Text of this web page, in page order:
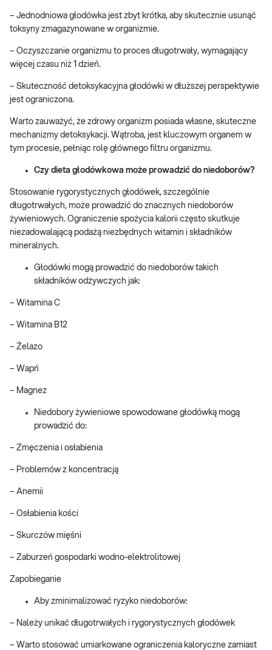
– Jednodniowa głodówka jest zbyt krótka, aby skutecznie usunąć
toksyny zmagazynowane w organizmie.
– Oczyszczanie organizmu to proces długotrwały, wymagający
więcej czasu niż 1 dzień.
– Skuteczność detoksykacyjna głodówki w dłuższej perspektywie
jest ograniczona.
Warto zauważyć, że zdrowy organizm posiada własne, skuteczne
mechanizmy detoksykacji. Wątroba, jest kluczowym organem w
tym procesie, pełniąc rolę głównego filtru organizmu.
Czy dieta głodówkowa może prowadzić do niedoborów?
Stosowanie rygorystycznych głodówek, szczególnie
długotrwałych, może prowadzić do znacznych niedoborów
żywieniowych. Ograniczenie spożycia kalorii często skutkuje
niezadowalającą podażą niezbędnych witamin i składników
mineralnych.
Głodówki mogą prowadzić do niedoborów takich
składników odżywczych jak:
– Witamina C
– Witamina B12
– Żelazo
– Wapń
– Magnez
Niedobory żywieniowe spowodowane głodówką mogą
prowadzić do:
– Zmęczenia i osłabienia
– Problemów z koncentracją
– Anemii
– Osłabienia kości
– Skurczów mięśni
– Zaburzeń gospodarki wodno-elektrolitowej
Zapobieganie
Aby zminimalizować ryzyko niedoborów:
– Należy unikać długotrwałych i rygorystycznych głodówek
– Warto stosować umiarkowane ograniczenia kaloryczne zamiast